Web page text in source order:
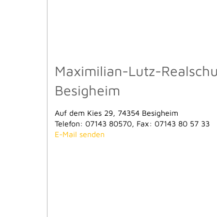
Maximilian-Lutz-
Besigheim
Auf dem Kies 29, 74354 Besigheim
Telefon: 07143 80570, Fax: 07143 80 57 33
E-Mail senden